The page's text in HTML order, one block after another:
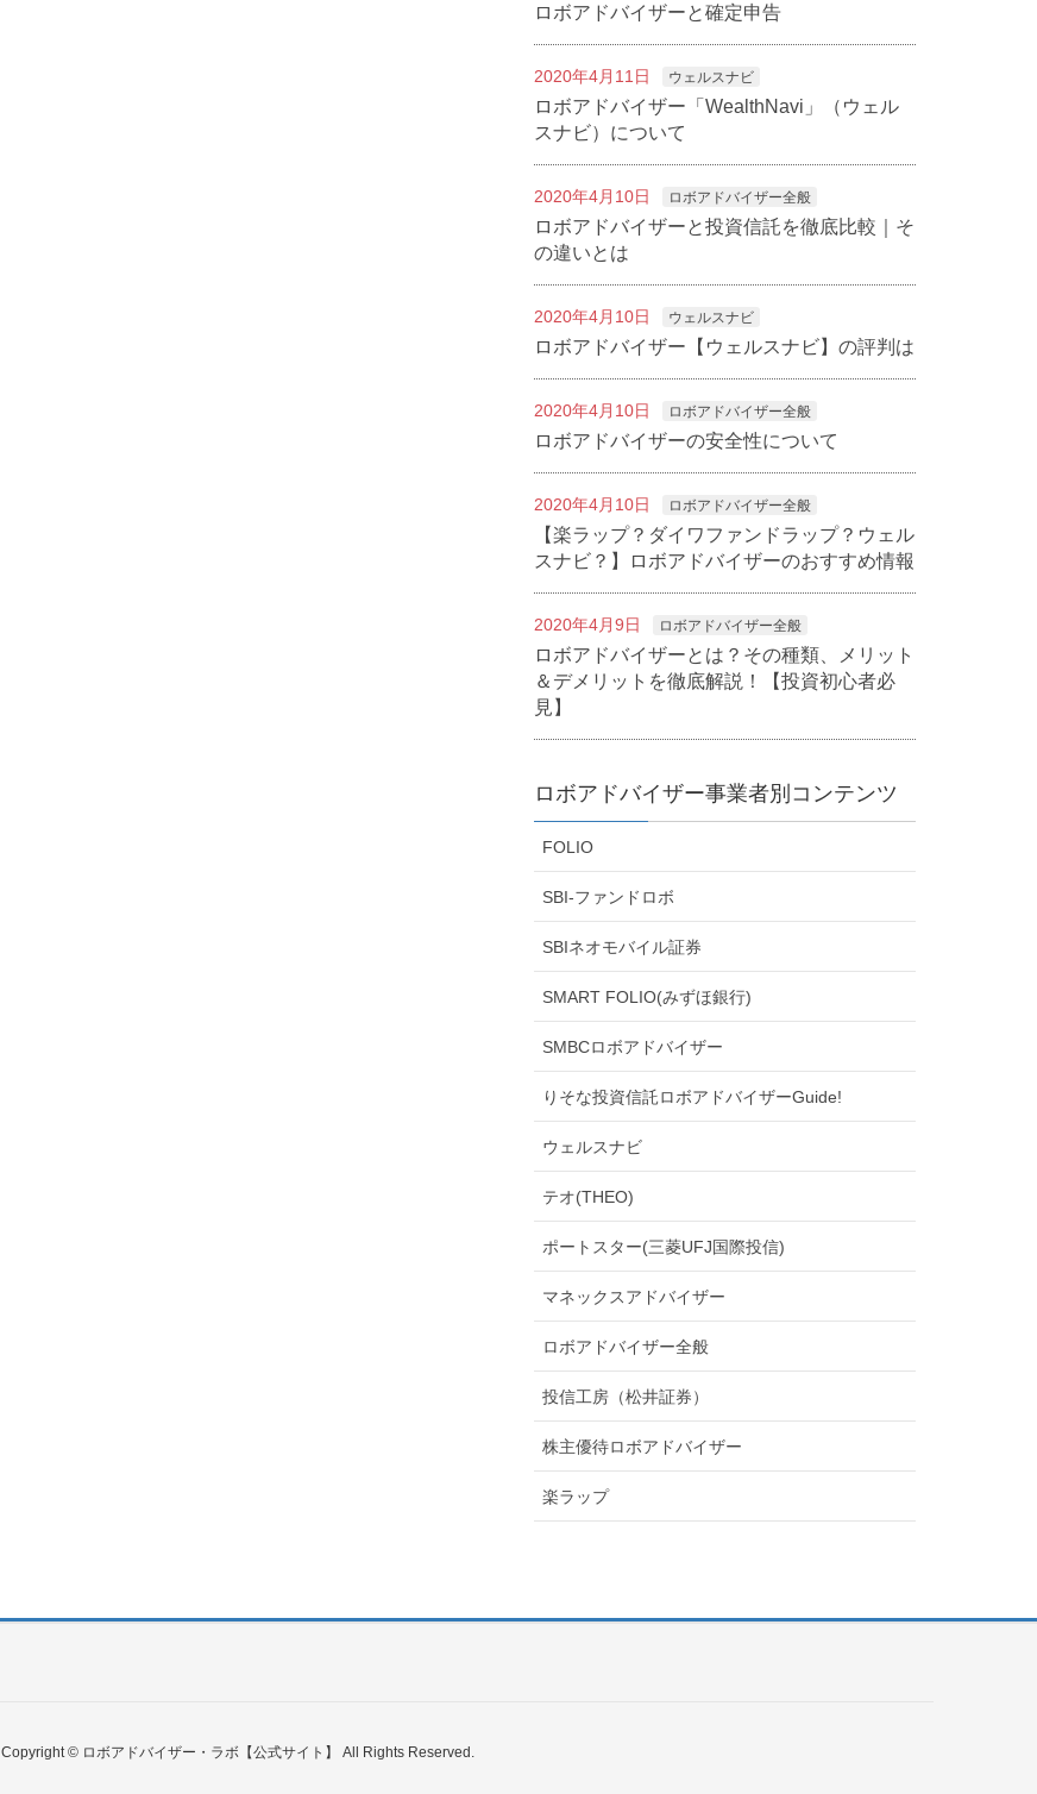
ロボアドバイザーと確定申告
2020年4月11日 ウェルスナビ
ロボアドバイザー「WealthNavi」（ウェル
スナビ）について
2020年4月10日 ロボアドバイザー全般
ロボアドバイザーと投資信託を徹底比較｜そ
の違いとは
2020年4月10日 ウェルスナビ
ロボアドバイザー【ウェルスナビ】の評判は
2020年4月10日 ロボアドバイザー全般
ロボアドバイザーの安全性について
2020年4月10日 ロボアドバイザー全般
【楽ラップ？ダイワファンドラップ？ウェル
スナビ？】ロボアドバイザーのおすすめ情報
2020年4月9日 ロボアドバイザー全般
ロボアドバイザーとは？その種類、メリット
＆デメリットを徹底解説！【投資初心者必
見】
ロボアドバイザー事業者別コンテンツ
FOLIO
SBI-ファンドロボ
SBIネオモバイル証券
SMART FOLIO(みずほ銀行)
SMBCロボアドバイザー
りそな投資信託ロボアドバイザーGuide!
ウェルスナビ
テオ(THEO)
ポートスター(三菱UFJ国際投信)
マネックスアドバイザー
ロボアドバイザー全般
投信工房（松井証券）
株主優待ロボアドバイザー
楽ラップ
Copyright © ロボアドバイザー・ラボ【公式サイト】 All Rights Reserved.